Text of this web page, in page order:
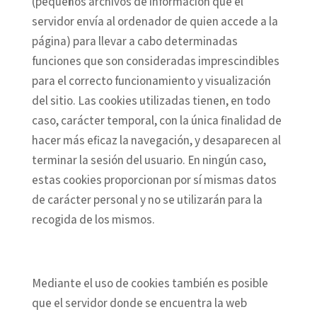
servidor envía al ordenador de quien accede a la
página) para llevar a cabo determinadas
funciones que son consideradas imprescindibles
para el correcto funcionamiento y visualización
del sitio. Las cookies utilizadas tienen, en todo
caso, carácter temporal, con la única finalidad de
hacer más eficaz la navegación, y desaparecen al
terminar la sesión del usuario. En ningún caso,
estas cookies proporcionan por sí mismas datos
de carácter personal y no se utilizarán para la
recogida de los mismos.
Mediante el uso de cookies también es posible
que el servidor donde se encuentra la web